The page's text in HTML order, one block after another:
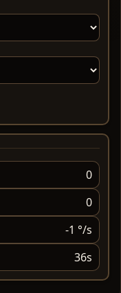
0
0
-1 °/s
36s